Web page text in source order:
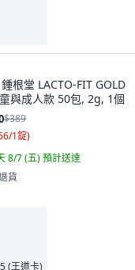
根堂 LACTO-FIT GOLD
與成人款 50包, 2g, 1個
$389
1錠)
8/7 (五)預計送達
貨
(王道卡)